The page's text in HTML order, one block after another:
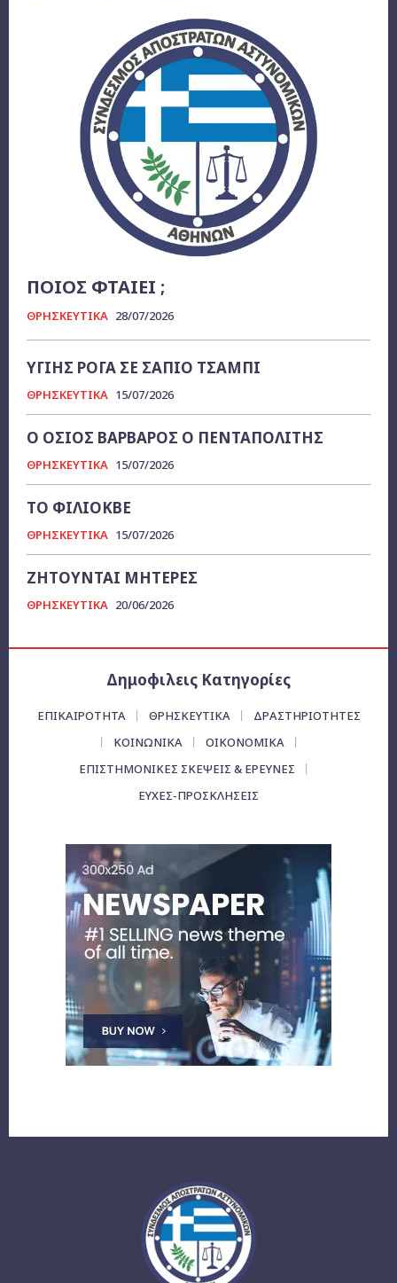
ΠΟΙΟΣ ΦΤΑΙΕΙ ;
ΘΡΗΣΚΕΥΤΙΚΑ 28/07/2026
ΥΓΙΗΣ ΡΟΓΑ ΣΕ ΣΑΠΙΟ ΤΣΑΜΠΙ
ΘΡΗΣΚΕΥΤΙΚΑ 15/07/2026
Ο ΟΣΙΟΣ ΒΑΡΒΑΡΟΣ Ο ΠΕΝΤΑΠΟΛΙΤΗΣ
ΘΡΗΣΚΕΥΤΙΚΑ 15/07/2026
ΤΟ ΦΙΛΙΟΚΒΕ
ΘΡΗΣΚΕΥΤΙΚΑ 15/07/2026
ΖΗΤΟΥΝΤΑΙ ΜΗΤΕΡΕΣ
ΘΡΗΣΚΕΥΤΙΚΑ 20/06/2026
Δημοφιλεις Κατηγορίες
ΕΠΙΚΑΙΡΌΤΗΤΑ ΘΡΗΣΚΕΥΤΙΚΑ
ΔΡΑΣΤΗΡΙΟΤΗΤΕΣ
ΚΟΙΝΩΝΙΚΑ
ΟΙΚΟΝΟΜΙΚΆ
ΕΠΙΣΤΗΜΟΝΙΚΕΣ ΣΚΕΨΕΙΣ & ΕΡΕΥΝΕΣ
ΕΥΧΈΣ-ΠΡΟΣΚΛΉΣΕΙΣ